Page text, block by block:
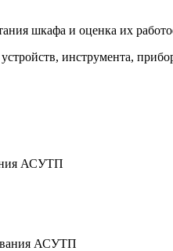
шкафа и оценка их
инструмента,
АСУТП
АСУТП